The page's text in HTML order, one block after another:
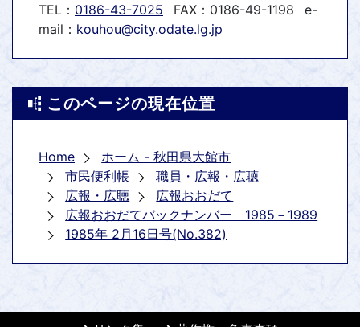
TEL： 0186-43-7025 FAX：0186-49-1198
e-
mail： kouhou@city.odate.lg.jp
このページの現在位置
Home
ホーム - 秋田県大館市
市民便利帳
職員・広報・広聴
広報・広聴
広報おおだて
広報おおだてバックナンバー 1985－1989
1985年 2月16日号(No.382)